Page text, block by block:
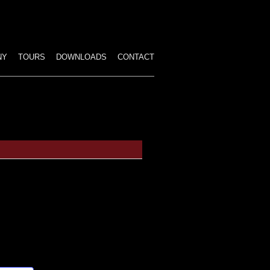
TOURS DOWNLOADS CONTACT